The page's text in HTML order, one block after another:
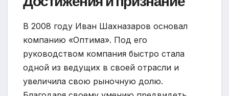
В 2008 году Иван Шахназаров основал
компанию «Оптима». Под его
руководством компания быстро стала
одной из ведущих в своей отрасли и
увеличила свою рыночную долю.